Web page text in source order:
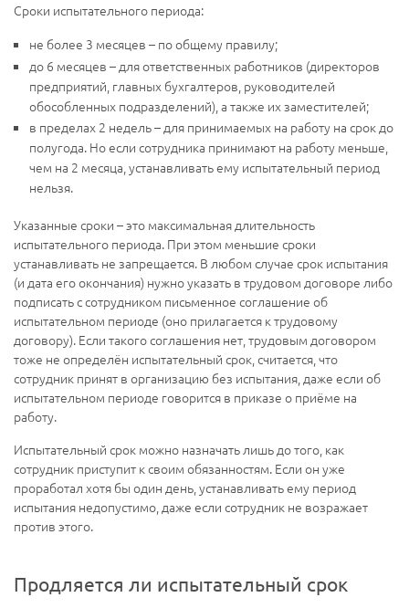
Сроки испытательного периода:
не более 3 месяцев – по общему правилу;
до 6 месяцев – для ответственных работников (директоров
предприятий, главных бухгалтеров, руководителей
обособленных подразделений), а также их заместителей;
в пределах 2 недель – для принимаемых на работу на срок до
полугода. Но если сотрудника принимают на работу меньше,
чем на 2 месяца, устанавливать ему испытательный период
нельзя.
Указанные сроки – это максимальная длительность
испытательного периода. При этом меньшие сроки
устанавливать не запрещается. В любом случае срок испытания
(и дата его окончания) нужно указать в трудовом договоре либо
подписать с сотрудником письменное соглашение об
испытательном периоде (оно прилагается к трудовому
договору). Если такого соглашения нет, трудовым договором
тоже не определён испытательный срок, считается, что
сотрудник принят в организацию без испытания, даже если об
испытательном периоде говорится в приказе о приёме на
работу.
Испытательный срок можно назначать лишь до того, как
сотрудник приступит к своим обязанностям. Если он уже
проработал хотя бы один день, устанавливать ему период
испытания недопустимо, даже если сотрудник не возражает
против этого.
Продляется ли испытательный срок